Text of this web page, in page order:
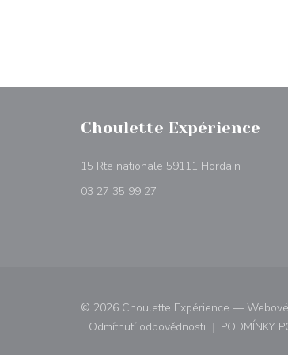
Choulette Expérience
15 Rte nationale 59111 Hordain
03 27 35 99 27
© 2026 Choulette Expérience —
Odmítnutí odpovědnosti
((otevře se v novém okně))
PODMÍNKY